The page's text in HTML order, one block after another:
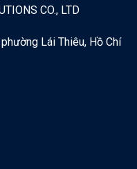
CO., LTD
Lái Thiêu, Hồ Chí